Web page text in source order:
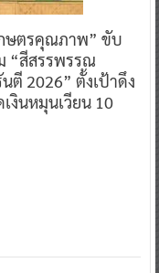
ษตรคุณภาพ” ขับ
“สีสรรพรรณ
ตี 2026” ตั้งเป้าดึง
งินหมุนเวียน 10